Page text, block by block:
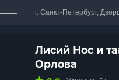
г. Санкт-Петербург,
Лисий Нос и
Орлова